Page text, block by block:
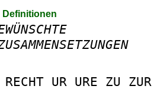
Definitionen
RECHT UR URE ZU ZUR